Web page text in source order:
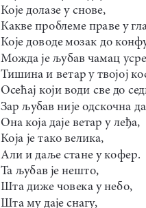
Које долазе у снове,
Какве проблеме праве у
Које доводе мозак до
Можда је љубав чамац
Тишина и ветар у твојој
Осећај који води све до
Зар љубав није одскочна
Она која даје ветар у леђа,
Која је тако велика,
Али и даље стане у кофер.
Та љубав је нешто,
Шта диже човека у небо,
Шта му даје снагу,